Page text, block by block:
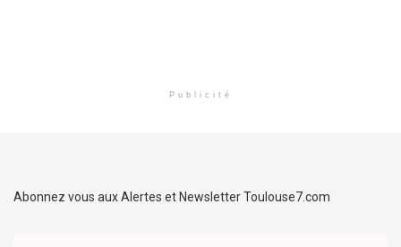
Publicité
Abonnez vous aux Alertes et Newsletter Toulouse7.com